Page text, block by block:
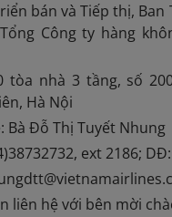
bán và Tiếp thị, Ban
Công ty hàng
nhà 3 tầng, số 200
Hà Nội
Đỗ Thị Tuyết Nhung
ext 2186;
hệ với bên mời